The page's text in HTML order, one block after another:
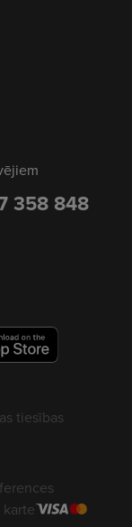
358 848
tiesības
karte